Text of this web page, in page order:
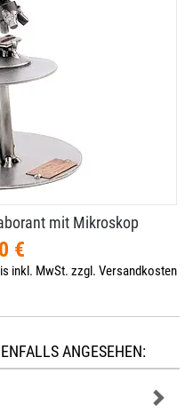
mit Mikroskop
€
inkl. MwSt. zzgl. Versandkosten
ANGESEHEN: